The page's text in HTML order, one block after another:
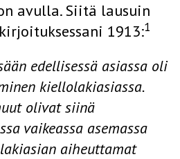
avulla. Siitä lausuin
1913:1
edellisessä asiassa oli
kiellolakiasiassa.
olivat siinä
vaikeassa asemassa
aiheuttamat